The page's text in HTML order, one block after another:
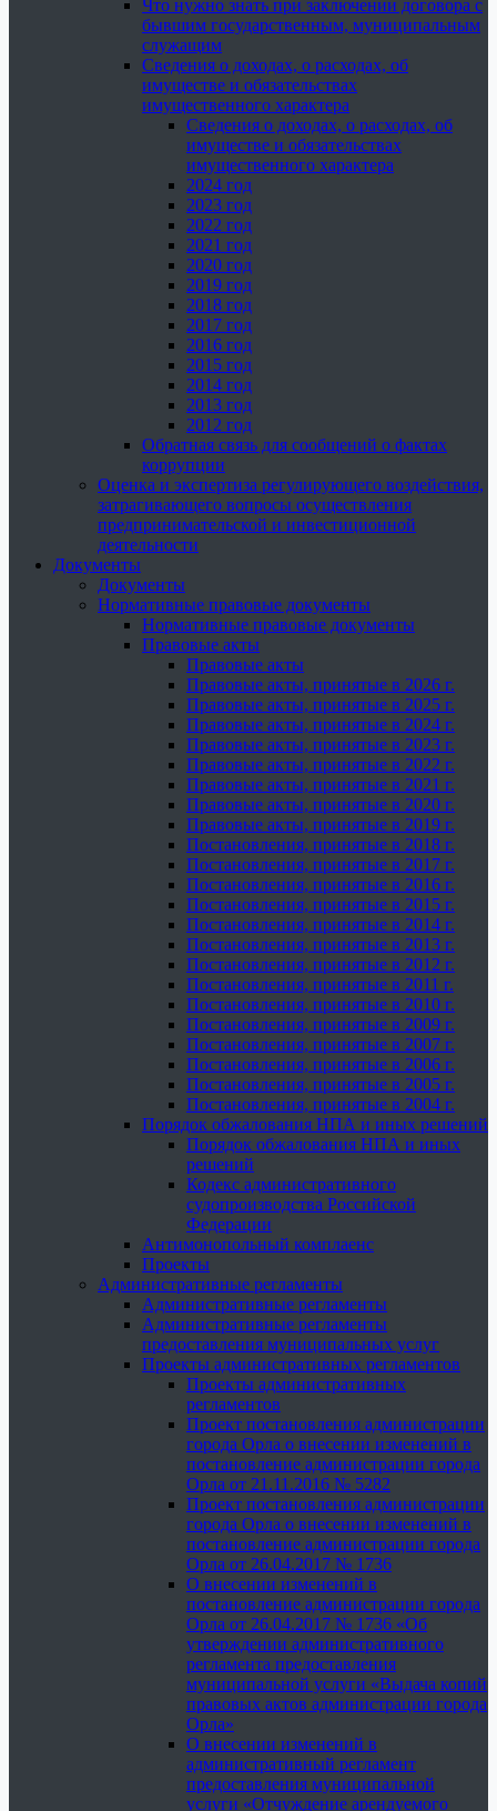
Что нужно знать при заключении договора с
бывшим государственным, муниципальным
служащим
Сведения о доходах, о расходах, об
имуществе и обязательствах
имущественного характера
Сведения о доходах, о расходах, об
имуществе и обязательствах
имущественного характера
2024 год
2023 год
2022 год
2021 год
2020 год
2019 год
2018 год
2017 год
2016 год
2015 год
2014 год
2013 год
2012 год
Обратная связь для сообщений о фактах
коррупции
Оценка и экспертиза регулирующего воздействия,
затрагивающего вопросы осуществления
предпринимательской и инвестиционной
деятельности
Документы
Документы
Нормативные правовые документы
Нормативные правовые документы
Правовые акты
Правовые акты
Правовые акты, принятые в 2026 г.
Правовые акты, принятые в 2025 г.
Правовые акты, принятые в 2024 г.
Правовые акты, принятые в 2023 г.
Правовые акты, принятые в 2022 г.
Правовые акты, принятые в 2021 г.
Правовые акты, принятые в 2020 г.
Правовые акты, принятые в 2019 г.
Постановления, принятые в 2018 г.
Постановления, принятые в 2017 г.
Постановления, принятые в 2016 г.
Постановления, принятые в 2015 г.
Постановления, принятые в 2014 г.
Постановления, принятые в 2013 г.
Постановления, принятые в 2012 г.
Постановления, принятые в 2011 г.
Постановления, принятые в 2010 г.
Постановления, принятые в 2009 г.
Постановления, принятые в 2007 г.
Постановления, принятые в 2006 г.
Постановления, принятые в 2005 г.
Постановления, принятые в 2004 г.
Порядок обжалования НПА и иных решений
Порядок обжалования НПА и иных
решений
Кодекс административного
судопроизводства Российской
Федерации
Антимонопольный комплаенс
Проекты
Административные регламенты
Административные регламенты
Административные регламенты
предоставления муниципальных услуг
Проекты административных регламентов
Проекты административных
регламентов
Проект постановления администрации
города Орла о внесении изменений в
постановление администрации города
Орла от 21.11.2016 № 5282
Проект постановления администрации
города Орла о внесении изменений в
постановление администрации города
Орла от 26.04.2017 № 1736
О внесении изменений в
постановление администрации города
Орла от 26.04.2017 № 1736 «Об
утверждении административного
регламента предоставления
муниципальной услуги «Выдача копий
правовых актов администрации города
Орла»
О внесении изменений в
административный регламент
предоставления муниципальной
услуги «Отчуждение арендуемого